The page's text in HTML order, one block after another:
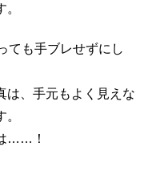
ても手ブレせずにし
は、手元もよく見えな
……！